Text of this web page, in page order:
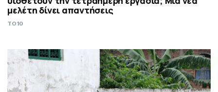
μελέτη δίνει απαντήσεις
TO10